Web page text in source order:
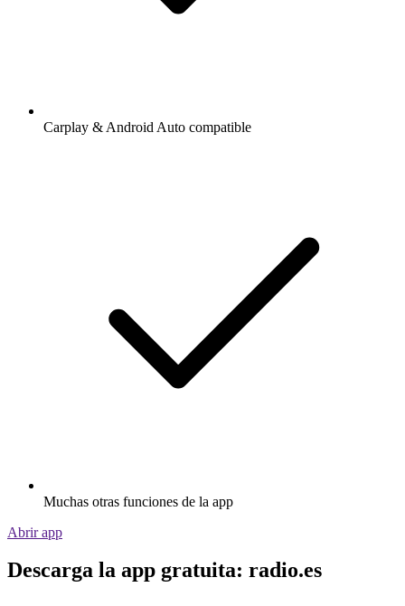
Carplay & Android Auto compatible
Muchas otras funciones de la app
Abrir app
Descarga la app gratuita: radio.es